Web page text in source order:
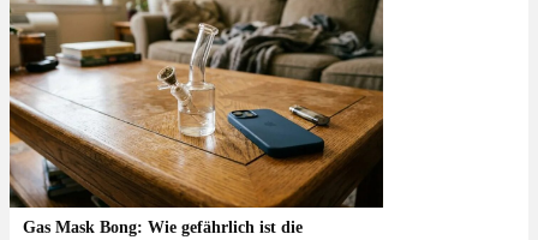
Gas Mask Bong: Wie gefährlich ist die